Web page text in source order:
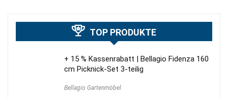
TOP PRODUKTE
+ 15 % Kassenrabatt | Bellagio Fidenza 160
cm Picknick-Set 3-teilig
Bellagio Gartenmöbel